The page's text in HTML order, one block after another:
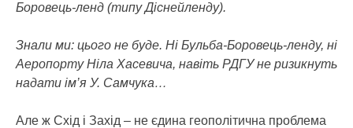
Боровець-ленд (типу Діснейленду).
Знали ми: цього не буде. Ні Бульба-Боровець-ленду, ні
Аеропорту Ніла Хасевича, навіть РДГУ не ризикнуть
надати ім’я У. Самчука…
Але ж Схід і Захід – не єдина геополітична проблема